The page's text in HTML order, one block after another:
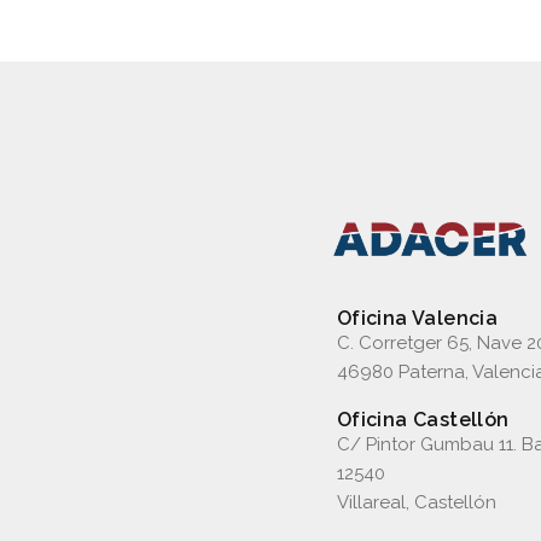
Oficina Valencia
C. Corretger 65, Nave
46980 Paterna,
Oficina Castellón
C/ Pintor Gumbau 11.
12540
Villareal, Castellón